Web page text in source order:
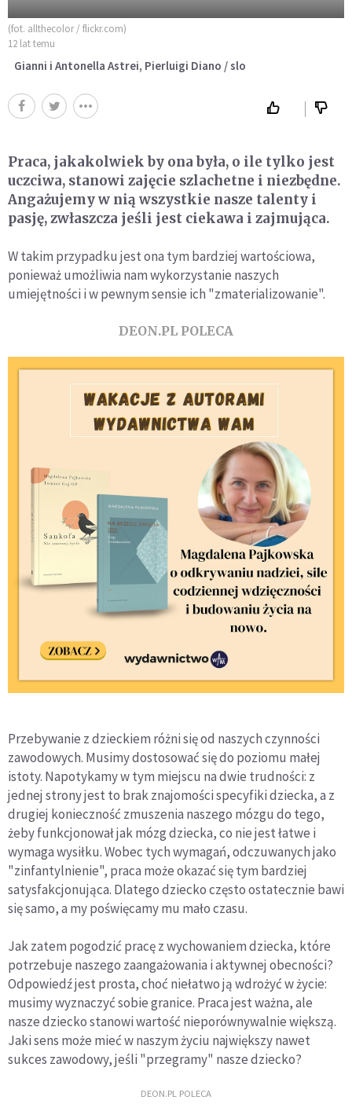
(fot. allthecolor / flickr.com)
12 lat temu
Gianni i Antonella Astrei, Pierluigi Diano / slo
Praca, jakakolwiek by ona była, o ile tylko jest
uczciwa, stanowi zajęcie szlachetne i niezbędne.
Angażujemy w nią wszystkie nasze talenty i
pasję, zwłaszcza jeśli jest ciekawa i zajmująca.
W takim przypadku jest ona tym bardziej wartościowa,
ponieważ umożliwia nam wykorzystanie naszych
umiejętności i w pewnym sensie ich "zmaterializowanie".
DEON.PL POLECA
Przebywanie z dzieckiem różni się od naszych czynności
zawodowych. Musimy dostosować się do poziomu małej
istoty. Napotykamy w tym miejscu na dwie trudności: z
jednej strony jest to brak znajomości specyfiki dziecka, a z
drugiej konieczność zmuszenia naszego mózgu do tego,
żeby funkcjonował jak mózg dziecka, co nie jest łatwe i
wymaga wysiłku. Wobec tych wymagań, odczuwanych jako
"zinfantylnienie", praca może okazać się tym bardziej
satysfakcjonująca. Dlatego dziecko często ostatecznie bawi
się samo, a my poświęcamy mu mało czasu.
Jak zatem pogodzić pracę z wychowaniem dziecka, które
potrzebuje naszego zaangażowania i aktywnej obecności?
Odpowiedź jest prosta, choć niełatwo ją wdrożyć w życie:
musimy wyznaczyć sobie granice. Praca jest ważna, ale
nasze dziecko stanowi wartość nieporównywalnie większą.
Jaki sens może mieć w naszym życiu największy nawet
sukces zawodowy, jeśli "przegramy" nasze dziecko?
DEON.PL POLECA